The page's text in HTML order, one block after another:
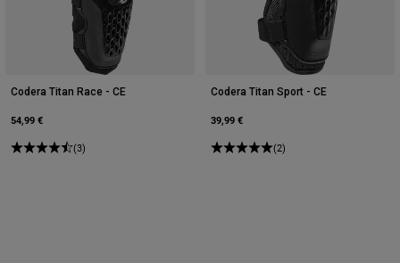
Codera Titan Race - CE
54,99 €
(3)
Codera Titan Sport - CE
39,99 €
(2)